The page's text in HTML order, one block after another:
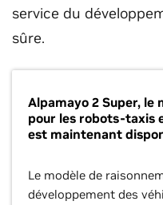
service du
sûre.
Alpamayo 2 Super, le
pour les robots-taxis
est maintenant
Le modèle de
développement des